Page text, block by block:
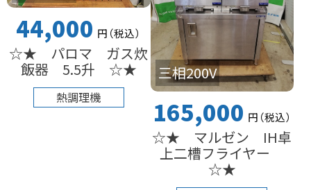
44,000 円（税込）
☆★ パロマ ガス炊
飯器 5.5升 ☆★
熱調理機
三相200V
165,000 円（税込）
☆★ マルゼン IH卓
上二槽フライヤー
☆★